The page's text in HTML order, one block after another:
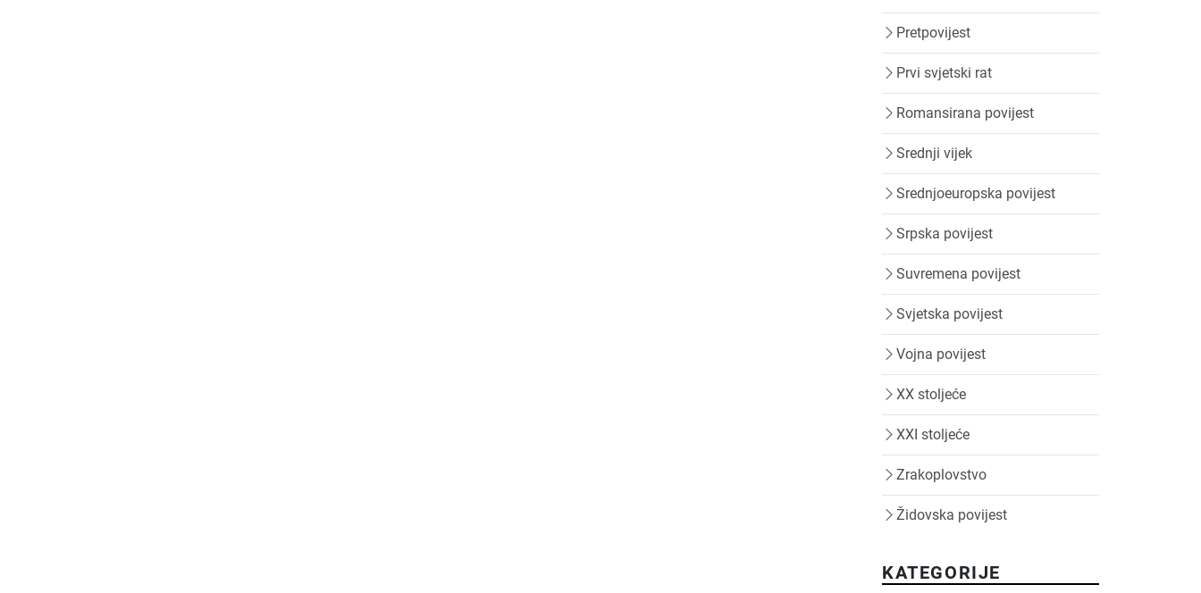
Pretpovijest
Prvi svjetski rat
Romansirana povijest
Srednji vijek
Srednjoeuropska povijest
Srpska povijest
Suvremena povijest
Svjetska povijest
Vojna povijest
XX stoljeće
XXI stoljeće
Zrakoplovstvo
Židovska povijest
KATEGORIJE